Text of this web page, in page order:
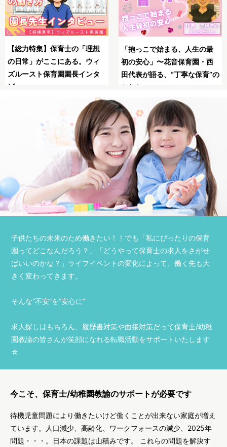
最
西
育”の
た保育士求人JOBS
る保育士求人JOBSで
職！
子供たちの未来のため働きたい！！でも「私にぴったりの保育
園ってどこなんだろう？」「どうやって保育士の求人をさがせ
ばいいのかな？」ライフイベントの変化によって、働く先も大
きく変わってきます。
そんな“不安”を“安心に”
求人探しはもちろん、履歴書対策や面接対策だって保育士/幼稚
園教諭の皆さんが笑顔になれる転職活動をサポートいたします
☆
今こそ、保育士/幼稚園教諭のサポートが必要です
待機児童問題により働きたいけど働くことが出来ない家庭が増え
ています。人口減少、高齢化、ワークフォースの減少、2025年
問題・・・。日本の課題は山積みです。 これらの問題を解決す